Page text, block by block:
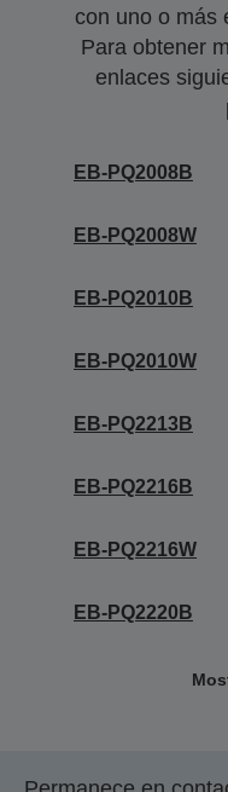
con uno o más
Para obtener
enlaces
EB-PQ2008B
EB-PQ2008W
EB-PQ2010B
EB-PQ2010W
EB-PQ2213B
EB-PQ2216B
EB-PQ2216W
EB-PQ2220B